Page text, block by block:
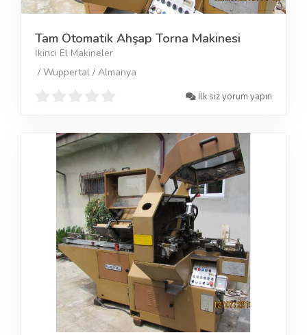
Tam Otomatik Ahşap Torna Makinesi
İkinci El Makineler
/ Wuppertal / Almanya
İlk siz yorum yapın